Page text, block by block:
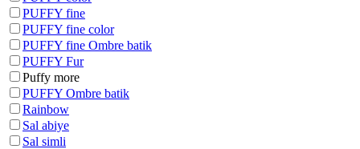
PUFFY fine
PUFFY fine color
PUFFY fine Ombre batik
PUFFY Fur
Puffy more
PUFFY Ombre batik
Rainbow
Sal abiye
Sal simli